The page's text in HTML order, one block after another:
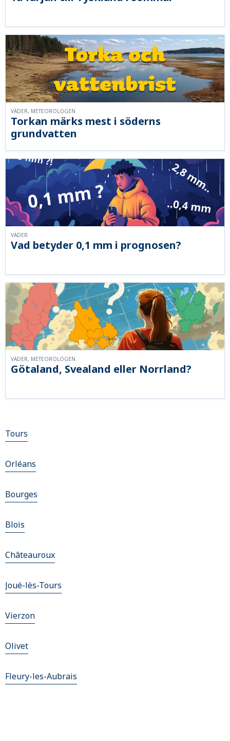
Torkan märks mest i söderns
grundvatten
VÄDER, METEOROLOGEN
Vad betyder 0,1 mm i prognosen?
VÄDER
Götaland, Svealand eller Norrland?
VÄDER, METEOROLOGEN
Tours
Orléans
Bourges
Blois
Châteauroux
Joué-lès-Tours
Vierzon
Olivet
Fleury-les-Aubrais